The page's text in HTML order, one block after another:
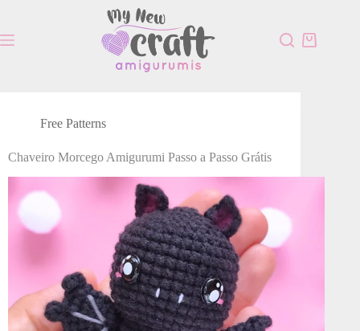
Free Patterns
Chaveiro Morcego Amigurumi Passo a Passo Grátis